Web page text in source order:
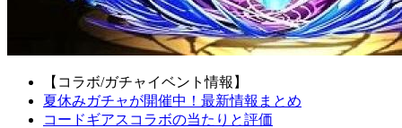
【コラボ/ガチャイベント情報】
夏休みガチャが開催中！最新情報まとめ
コードギアスコラボの当たりと評価